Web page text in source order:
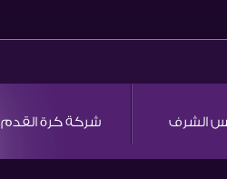
الشرف شركة كرة القدم